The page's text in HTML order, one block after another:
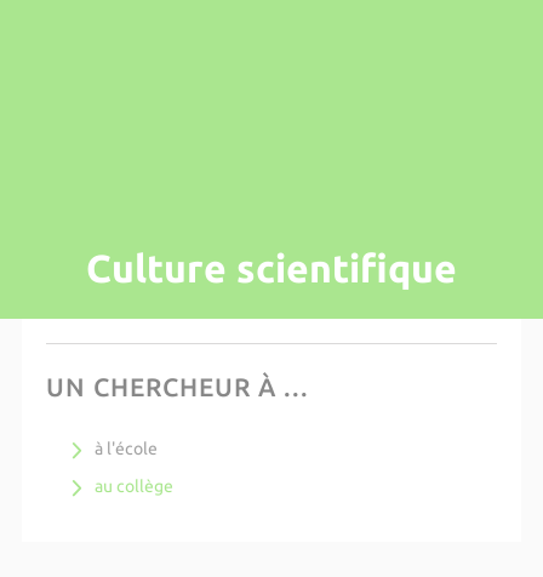
Culture scientifique
UN CHERCHEUR À ...
à l'école
au collège